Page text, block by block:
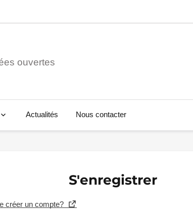
ouvertes
Actualités Nous contacter
S'enregistrer
créer un compte?